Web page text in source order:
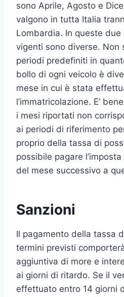
sono Aprile, Agosto e
valgono in tutta Italia
Lombardia. In queste
vigenti sono diverse. Non
periodi predefiniti in
bollo di ogni veicolo è
mese in cui è stata
l’immatricolazione. E’
i mesi riportati non
ai periodi di riferimento
proprio della tassa di
possibile pagare
del mese successivo a
Sanzioni
Il pagamento della tassa
termini previsti
aggiuntiva di more e
ai giorni di ritardo. Se il
effettuato entro 14 giorni